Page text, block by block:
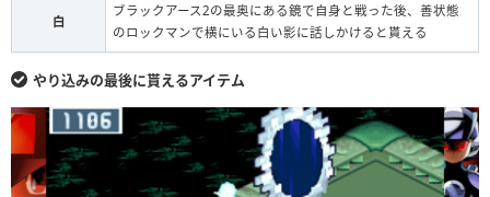
白
ブラックアース2の最奥にある鏡で自身と戦った後、善状態
のロックマンで横にいる白い影に話しかけると貰える
やり込みの最後に貰えるアイテム